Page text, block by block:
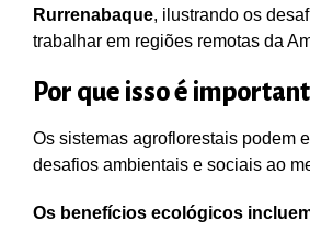
Rurrenabaque, ilustrando os
trabalhar em regiões remotas da
Por que isso é
Os sistemas agroflorestais podem
desafios ambientais e sociais ao
Os benefícios ecológicos